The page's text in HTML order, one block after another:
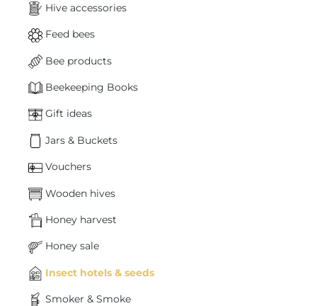
Hive accessories
Feed bees
Bee products
Beekeeping Books
Gift ideas
Jars & Buckets
Vouchers
Wooden hives
Honey harvest
Honey sale
Insect hotels & seeds
Smoker & Smoke